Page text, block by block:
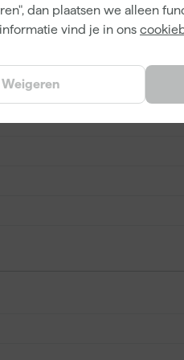
dan plaatsen we alleen
vind je in ons
Weigeren
op lastige plekken.